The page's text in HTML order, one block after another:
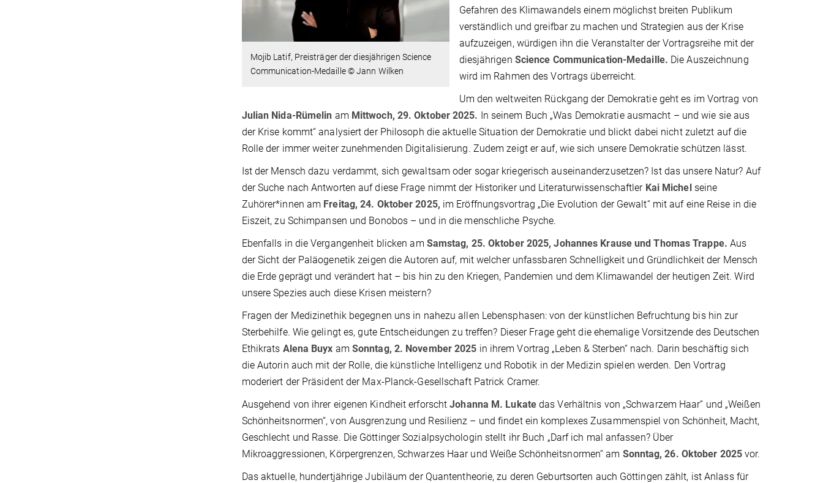
Mojib Latif, Preisträger der diesjährigen Science
Communication-Medaille © Jann Wilken
Gefahren des Klimawandels einem möglichst breiten Publikum
verständlich und greifbar zu machen und Strategien aus der Krise
aufzuzeigen, würdigen ihn die Veranstalter der Vortragsreihe mit der
diesjährigen Science Communication-Medaille. Die Auszeichnung
wird im Rahmen des Vortrags überreicht.
Um den weltweiten Rückgang der Demokratie geht es im Vortrag von
Julian Nida-Rümelin am Mittwoch, 29. Oktober 2025. In seinem Buch „Was Demokratie ausmacht – und wie sie aus
der Krise kommt“ analysiert der Philosoph die aktuelle Situation der Demokratie und blickt dabei nicht zuletzt auf die
Rolle der immer weiter zunehmenden Digitalisierung. Zudem zeigt er auf, wie sich unsere Demokratie schützen lässt.
Ist der Mensch dazu verdammt, sich gewaltsam oder sogar kriegerisch auseinanderzusetzen? Ist das unsere Natur? Auf
der Suche nach Antworten auf diese Frage nimmt der Historiker und Literaturwissenschaftler Kai Michelseine
Zuhörer*innen am Freitag, 24. Oktober 2025, im Eröffnungsvortrag „Die Evolution der Gewalt“ mit auf eine Reise in die
Eiszeit, zu Schimpansen und Bonobos – und in die menschliche Psyche.
Ebenfalls in die Vergangenheit blicken am Samstag, 25. Oktober 2025, Johannes Krause und Thomas Trappe. Aus
der Sicht der Paläogenetik zeigen die Autoren auf, mit welcher unfassbaren Schnelligkeit und Gründlichkeit der Mensch
die Erde geprägt und verändert hat – bis hin zu den Kriegen, Pandemien und dem Klimawandel der heutigen Zeit. Wird
unsere Spezies auch diese Krisen meistern?
Fragen der Medizinethik begegnen uns in nahezu allen Lebensphasen: von der künstlichen Befruchtung bis hin zur
Sterbehilfe. Wie gelingt es, gute Entscheidungen zu treffen? Dieser Frage geht die ehemalige Vorsitzende des Deutschen
Ethikrats Alena Buyx am Sonntag, 2. November 2025 in ihrem Vortrag „Leben & Sterben“ nach. Darin beschäftig sich
die Autorin auch mit der Rolle, die künstliche Intelligenz und Robotik in der Medizin spielen werden. Den Vortrag
moderiert der Präsident der Max-Planck-Gesellschaft Patrick Cramer.
Ausgehend von ihrer eigenen Kindheit erforschtJohanna M. Lukatedas Verhältnis von „Schwarzem Haar“ und „Weißen
Schönheitsnormen“, von Ausgrenzung und Resilienz – und findet ein komplexes Zusammenspiel von Schönheit, Macht,
Geschlecht und Rasse. Die Göttinger Sozialpsychologin stellt ihr Buch „Darf ich mal anfassen? Über
Mikroaggressionen, Körpergrenzen, Schwarzes Haar und Weiße Schönheitsnormen“ am Sonntag, 26. Oktober 2025 vor.
Das aktuelle, hundertjährige Jubiläum der Quantentheorie, zu deren Geburtsorten auch Göttingen zählt, ist Anlass für